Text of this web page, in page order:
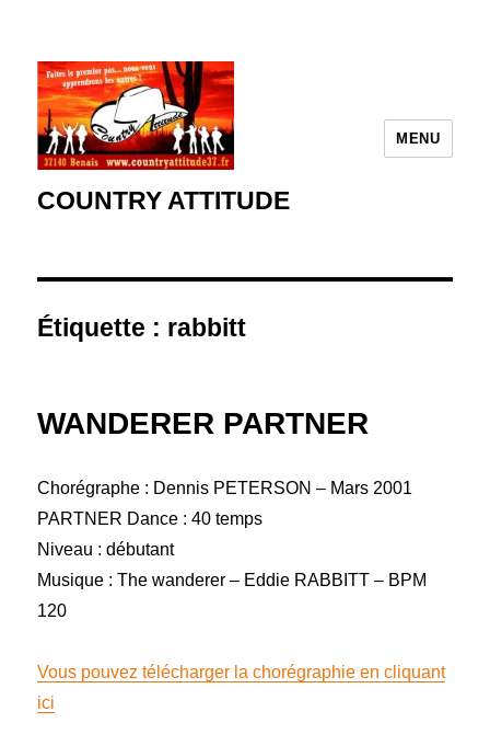
COUNTRY ATTITUDE
MENU
Étiquette : rabbitt
WANDERER PARTNER
Chorégraphe : Dennis PETERSON – Mars 2001
PARTNER Dance : 40 temps
Niveau : débutant
Musique : The wanderer – Eddie RABBITT – BPM
120
Vous pouvez télécharger la chorégraphie en cliquant
ici